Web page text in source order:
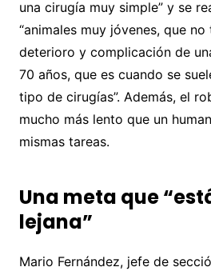
una cirugía muy simple” y se
“animales muy jóvenes, que
deterioro y complicación de
70 años, que es cuando se
tipo de cirugías”. Además, el
mucho más lento que un
mismas tareas.
Una meta que
lejana”
Mario Fernández, jefe de